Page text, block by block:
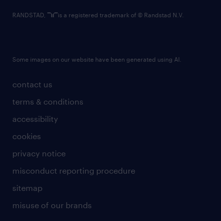
contact us
terms & conditions
accessibility
cookies
privacy notice
misconduct reporting procedure
sitemap
misuse of our brands
RANDSTAD, is a registered trademark of © Randstad N.V.
Some images on our website have been generated using AI.